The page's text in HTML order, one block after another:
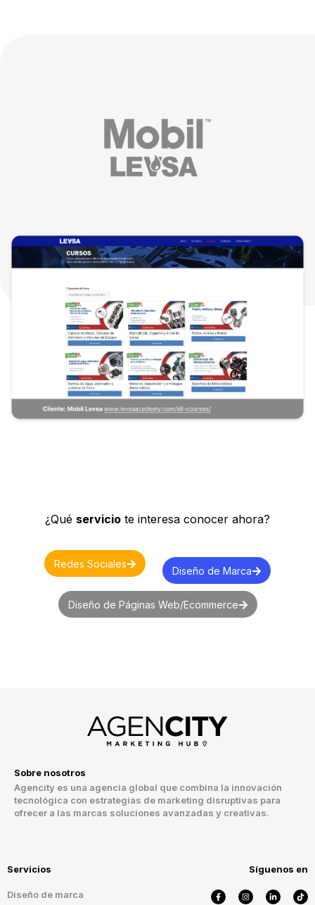
¿Qué servicio te interesa conocer ahora?
Redes Sociales
Diseño de Marca
Diseño de Páginas Web/Ecommerce
Sobre nosotros
Agencity es una agencia global que combina la innovación
tecnológica con estrategias de marketing disruptivas para
ofrecer a las marcas soluciones avanzadas y creativas.
Servicios
Diseño de marca
Síguenos en